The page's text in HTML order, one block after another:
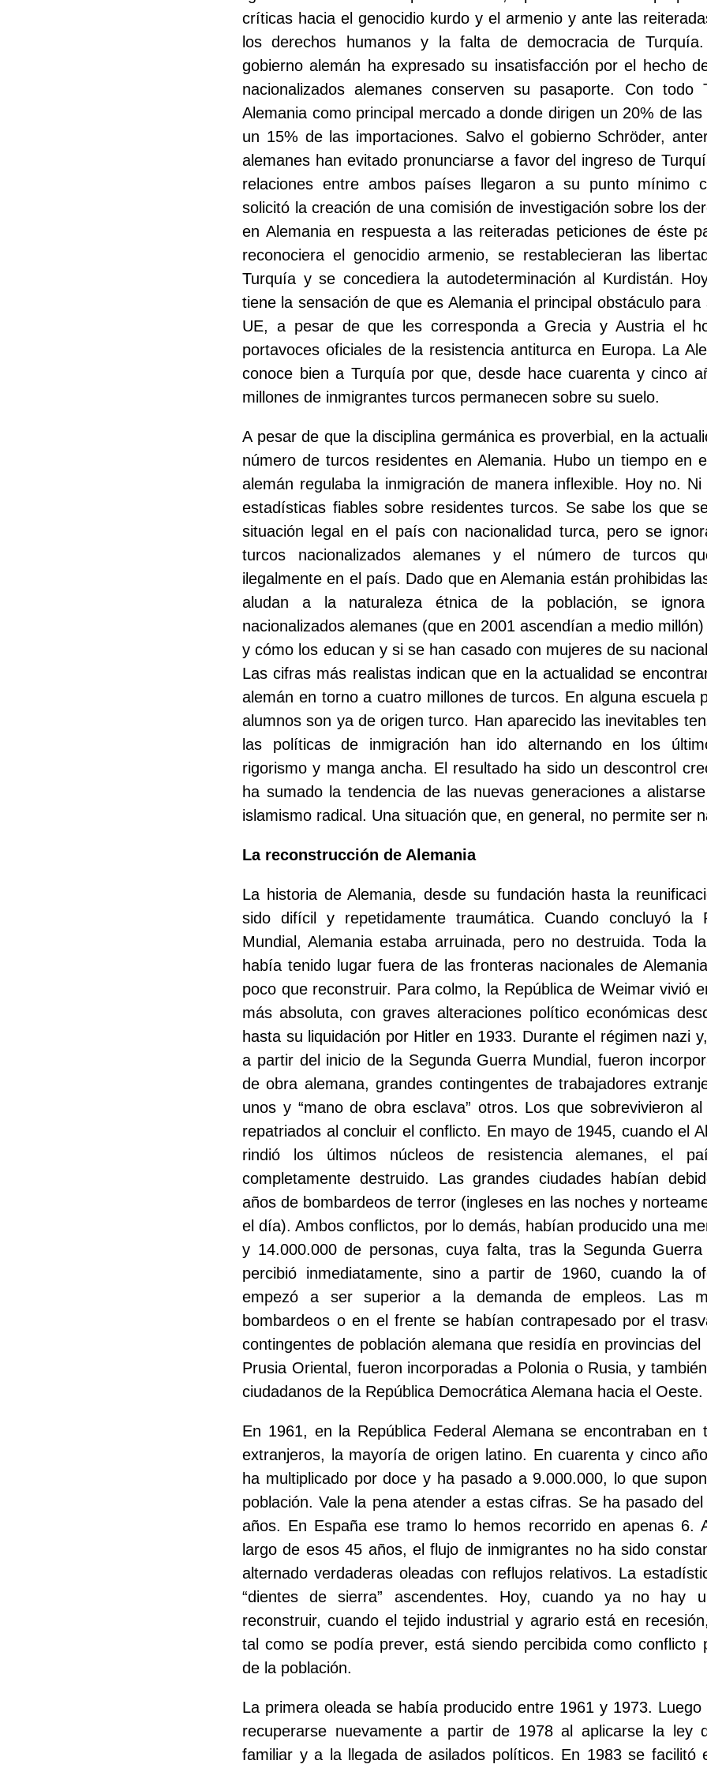
críticas hacia el genocidio kurdo y el armenio y ante las
los derechos humanos y la falta de democracia de
gobierno alemán ha expresado su insatisfacción por el hecho
nacionalizados alemanes conserven su pasaporte. Con todo
Alemania como principal mercado a donde dirigen un 20% de
un 15% de las importaciones. Salvo el gobierno Schröder,
alemanes han evitado pronunciarse a favor del ingreso de
relaciones entre ambos países llegaron a su punto mínimo
solicitó la creación de una comisión de investigación sobre los
en Alemania en respuesta a las reiteradas peticiones de éste
reconociera el genocidio armenio, se restablecieran las
Turquía y se concediera la autodeterminación al Kurdistán.
tiene la sensación de que es Alemania el principal obstáculo
UE, a pesar de que les corresponda a Grecia y Austria el
portavoces oficiales de la resistencia antiturca en Europa. La
conoce bien a Turquía por que, desde hace cuarenta y cinco
millones de inmigrantes turcos permanecen sobre su suelo.
A pesar de que la disciplina germánica es proverbial, en la
número de turcos residentes en Alemania. Hubo un tiempo en
alemán regulaba la inmigración de manera inflexible. Hoy no. Ni
estadísticas fiables sobre residentes turcos. Se sabe los que
situación legal en el país con nacionalidad turca, pero se
turcos nacionalizados alemanes y el número de turcos
ilegalmente en el país. Dado que en Alemania están prohibidas
aludan a la naturaleza étnica de la población, se
nacionalizados alemanes (que en 2001 ascendían a medio
y cómo los educan y si se han casado con mujeres de su
Las cifras más realistas indican que en la actualidad se
alemán en torno a cuatro millones de turcos. En alguna escuela
alumnos son ya de origen turco. Han aparecido las inevitables
las políticas de inmigración han ido alternando en los
rigorismo y manga ancha. El resultado ha sido un descontrol
ha sumado la tendencia de las nuevas generaciones a
islamismo radical. Una situación que, en general, no permite ser
La reconstrucción de Alemania
La historia de Alemania, desde su fundación hasta la
sido difícil y repetidamente traumática. Cuando concluyó la
Mundial, Alemania estaba arruinada, pero no destruida. Toda
había tenido lugar fuera de las fronteras nacionales de
poco que reconstruir. Para colmo, la República de Weimar vivió
más absoluta, con graves alteraciones político económicas
hasta su liquidación por Hitler en 1933. Durante el régimen nazi
a partir del inicio de la Segunda Guerra Mundial, fueron
de obra alemana, grandes contingentes de trabajadores
unos y “mano de obra esclava” otros. Los que sobrevivieron
repatriados al concluir el conflicto. En mayo de 1945, cuando el
rindió los últimos núcleos de resistencia alemanes, el
completamente destruido. Las grandes ciudades habían
años de bombardeos de terror (ingleses en las noches y
el día). Ambos conflictos, por lo demás, habían producido una
y 14.000.000 de personas, cuya falta, tras la Segunda
percibió inmediatamente, sino a partir de 1960, cuando la
empezó a ser superior a la demanda de empleos. Las
bombardeos o en el frente se habían contrapesado por el
contingentes de población alemana que residía en provincias
Prusia Oriental, fueron incorporadas a Polonia o Rusia, y
ciudadanos de la República Democrática Alemana hacia el Oeste.
En 1961, en la República Federal Alemana se encontraban en
extranjeros, la mayoría de origen latino. En cuarenta y cinco
ha multiplicado por doce y ha pasado a 9.000.000, lo que
población. Vale la pena atender a estas cifras. Se ha pasado
años. En España ese tramo lo hemos recorrido en apenas 6.
largo de esos 45 años, el flujo de inmigrantes no ha sido
alternado verdaderas oleadas con reflujos relativos. La
“dientes de sierra” ascendentes. Hoy, cuando ya no hay
reconstruir, cuando el tejido industrial y agrario está en
tal como se podía prever, está siendo percibida como conflicto
de la población.
La primera oleada se había producido entre 1961 y 1973.
recuperarse nuevamente a partir de 1978 al aplicarse la ley
familiar y a la llegada de asilados políticos. En 1983 se facilitó